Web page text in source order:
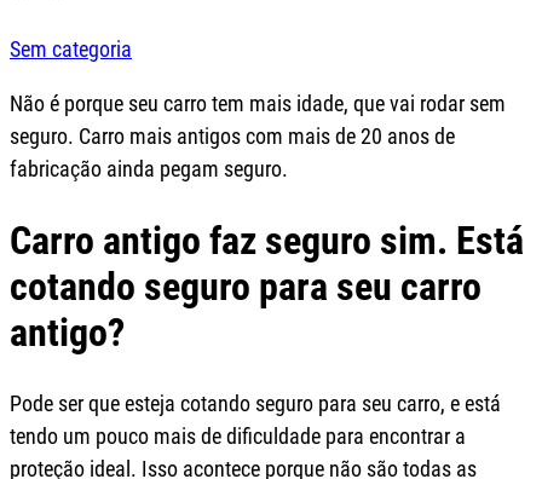
Sem categoria
Não é porque seu carro tem mais idade, que vai rodar sem
seguro. Carro mais antigos com mais de 20 anos de
fabricação ainda pegam seguro.
Carro antigo faz seguro sim. Está
cotando seguro para seu carro
antigo?
Pode ser que esteja cotando seguro para seu carro, e está
tendo um pouco mais de dificuldade para encontrar a
proteção ideal. Isso acontece porque não são todas as